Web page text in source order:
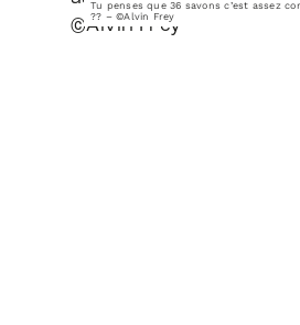
Tu penses que 36 savons c’est assez
?? – ©Alvin Frey